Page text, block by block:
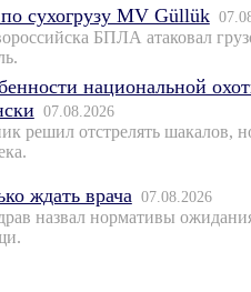
сухогрузу MV Güllük
БПЛА атаковал
национальной
07.08.2026
решил отстрелять шакалов,
ждать врача 07.08.2026
назвал нормативы